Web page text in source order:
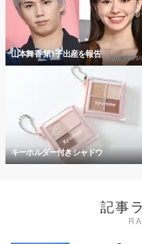
山本舞香 第1子出産を報告
キーホルダー付きシャドウ
記事